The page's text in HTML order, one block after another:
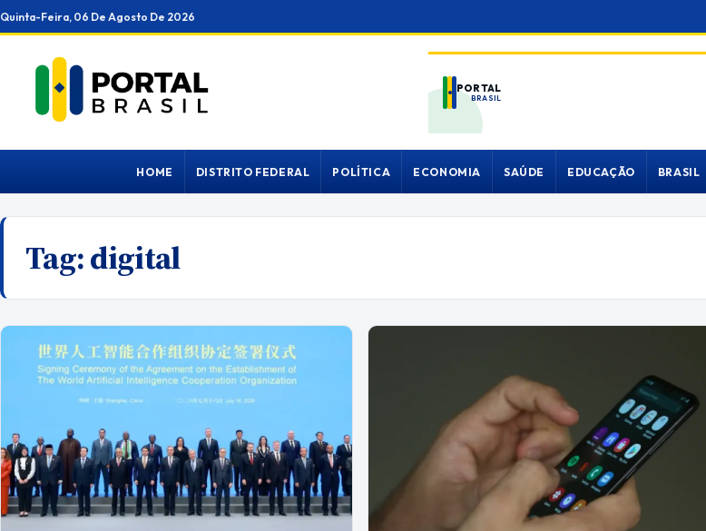
Ir
para
conteúdo
Quinta-Feira, 06 De Agosto De 2026
PORTAL
BRASIL
HOME DISTRITO FEDERAL POLÍTICA ECONOMIA SAÚDE EDUCAÇÃO BRASIL
Tag:digital